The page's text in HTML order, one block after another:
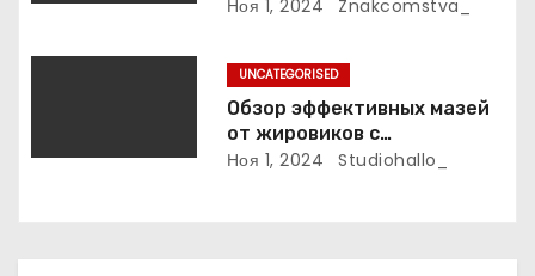
Ноя 1, 2024 Znakcomstva_
UNCATEGORISED
Обзор эффективных мазей
от жировиков с
рассасывающим эффектом
Ноя 1, 2024 Studiohallo_